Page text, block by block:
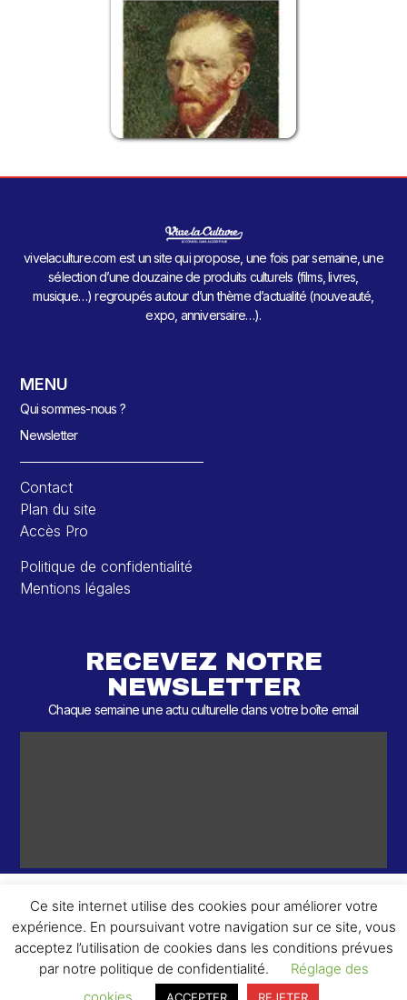
vivelaculture.com est un site qui propose, une fois par semaine, une
sélection d’une douzaine de produits culturels (films, livres,
musique…) regroupés autour d’un thème d’actualité (nouveauté,
expo, anniversaire…).
MENU
Qui sommes-nous ?
Newsletter
Contact
Plan du site
Accès Pro
Politique de confidentialité
Mentions légales
RECEVEZ NOTRE
NEWSLETTER
Chaque semaine une actu culturelle dans votre boîte email
© 2026 – 2 ème Round – Tous droits réservés.
Ce site internet utilise des cookies pour améliorer votre
expérience. En poursuivant votre navigation sur ce site, vous
acceptez l’utilisation de cookies dans les conditions prévues
par notre politique de confidentialité.
Réglage des